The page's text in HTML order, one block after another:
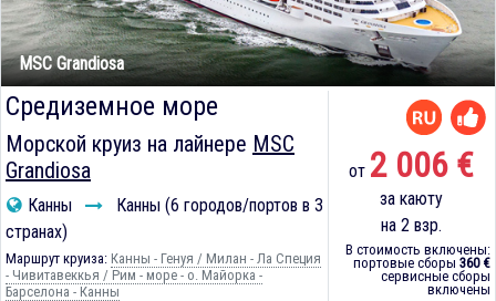
MSC Grandiosa
Средиземное море
Морской круиз на лайнере MSC
Grandiosa
Канны
Канны (6 городов/портов в 3
странах)
Маршрут круиза: Канны - Генуя / Милан - Ла Специя
- Чивитавеккья / Рим - море - о. Майорка -
Барселона - Канны
от 2 006 €
за каюту
на 2 взр.
В стоимость включены:
портовые сборы 360 €
сервисные сборы
включены